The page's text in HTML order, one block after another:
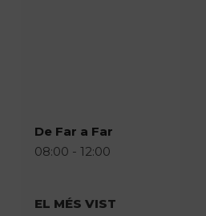
De Far a Far
08:00 - 12:00
EL MÉS VIST